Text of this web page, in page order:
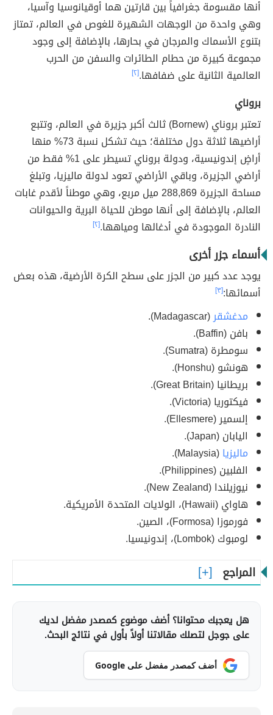
أنها مقسومة جغرافياً بين قارتين هما أوقيانوسيا وآسيا،
وهي واحدة من الوجهات الشهيرة للغوص في العالم، تمتاز
بتنوع الأسماك والمرجان في بحارها، بالإضافة إلى وجود
مجموعة كبيرة من حطام الطائرات والسفن من الحرب
العالمية الثانية على ضفافها.[٢]
بروناي
تعتبر بروناي (Bornew) ثالث أكبر جزيرة في العالم، وتتبع
أراضيها ثلاثة دول مختلفة؛ حيث تشكل نسبة 73% منها
أراضٍ إندونيسية، ودولة بروناي تسيطر على 1% فقط من
أراضي الجزيرة، وباقي الأراضي تعود لدولة ماليزيا، وتبلغ
مساحة الجزيرة 288,869 ميل مربع، وهي موطناً لأقدم غابات
العالم، بالإضافة إلى أنها موطن للحياة البرية والحيوانات
النادرة الموجودة في أدغالها ومياهها.[٢]
أسماء جزر أخرى
يوجد عدد كبير من الجزر على سطح الكرة الأرضية، هذه بعض
أسمائها:[٣]
مدغشقر(Madagascar).
بافن (Baffin).
سومطرة (Sumatra).
هونشو (Honshu).
بريطانيا (Great Britain).
فيكتوريا (Victoria).
إلسمير (Ellesmere).
اليابان (Japan).
ماليزيا(Malaysia).
الفلبين (Philippines).
نيوزيلندا (New Zealand).
هاواي (Hawaii)، الولايات المتحدة الأمريكية.
فورموزا (Formosa)، الصين.
لومبوك (Lombok)، إندونيسيا.
المراجع
هل يعجبك محتوانا؟ أضف موضوع كمصدر مفضل لديك
على جوجل لتصلك مقالاتنا أولاً بأول في نتائج البحث.
أضف كمصدر مفضل على Google